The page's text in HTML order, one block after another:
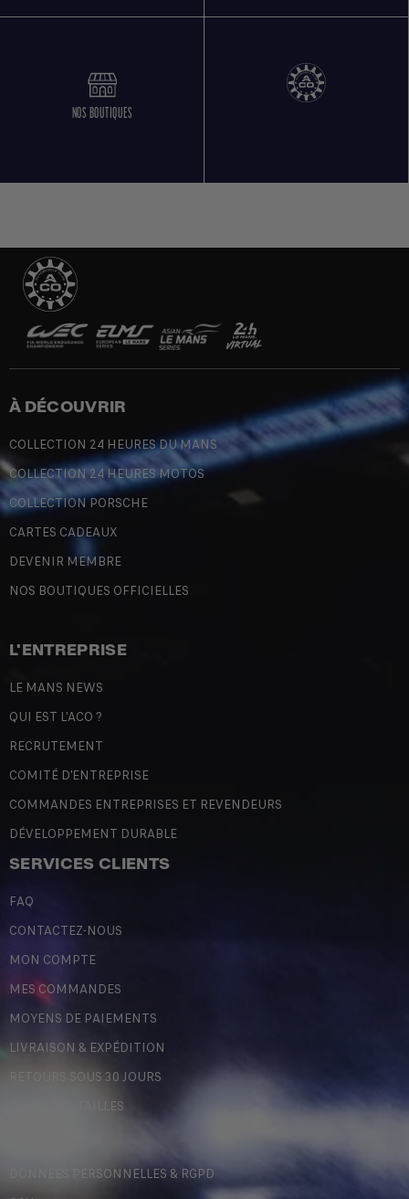
NOS BOUTIQUES
À DÉCOUVRIR
COLLECTION 24 HEURES DU MANS
COLLECTION 24 HEURES MOTOS
COLLECTION PORSCHE
CARTES CADEAUX
DEVENIR MEMBRE
NOS BOUTIQUES OFFICIELLES
L'ENTREPRISE
LE MANS NEWS
QUI EST L'ACO ?
RECRUTEMENT
COMITÉ D'ENTREPRISE
COMMANDES ENTREPRISES ET REVENDEURS
DÉVELOPPEMENT DURABLE
SERVICES CLIENTS
FAQ
CONTACTEZ-NOUS
MON COMPTE
MES COMMANDES
MOYENS DE PAIEMENTS
LIVRAISON & EXPÉDITION
RETOURS SOUS 30 JOURS
GUIDE DES TAILLES
DONNÉES PERSONNELLES & RGPD